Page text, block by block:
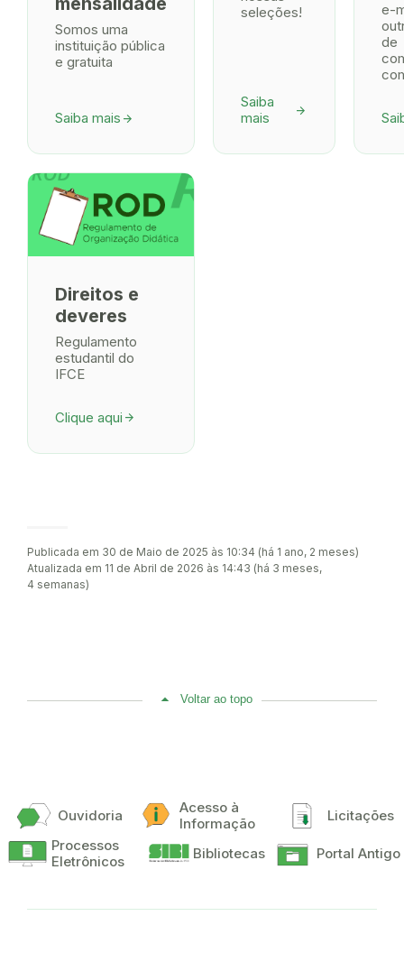
Somos uma
instituição pública
e gratuita
Saiba mais arrow_forward
seleções!
Saiba
mais
arrow_forward
e-
de
Direitos e
deveres
Regulamento
estudantil do
IFCE
Clique aqui arrow_forward
Publicada em 30 de Maio de 2025 às 10:34 (há 1 ano, 2 meses)
Atualizada em 11 de Abril de 2026 às 14:43 (há 3 meses,
4 semanas)
Voltar ao topo
Ouvidoria
Acesso à
Informação
Licitações
Processos
Eletrônicos
Bibliotecas Portal Antigo